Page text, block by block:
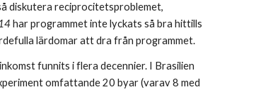
diskutera reciprocitetsproblemet,
har programmet inte lyckats så bra hittills
lärdomar att dra från programmet.
funnits i flera decennier. I Brasilien
omfattande 20 byar (varav 8 med